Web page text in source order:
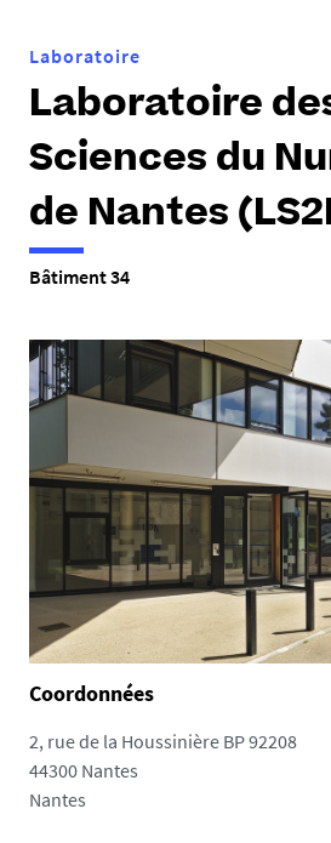
s
s
c
i
Laboratoire
Laboratoire
Sciences du
de Nantes
Bâtiment 34
Coordonnées
2, rue de la Houssinière BP 92208
44300 Nantes
Nantes